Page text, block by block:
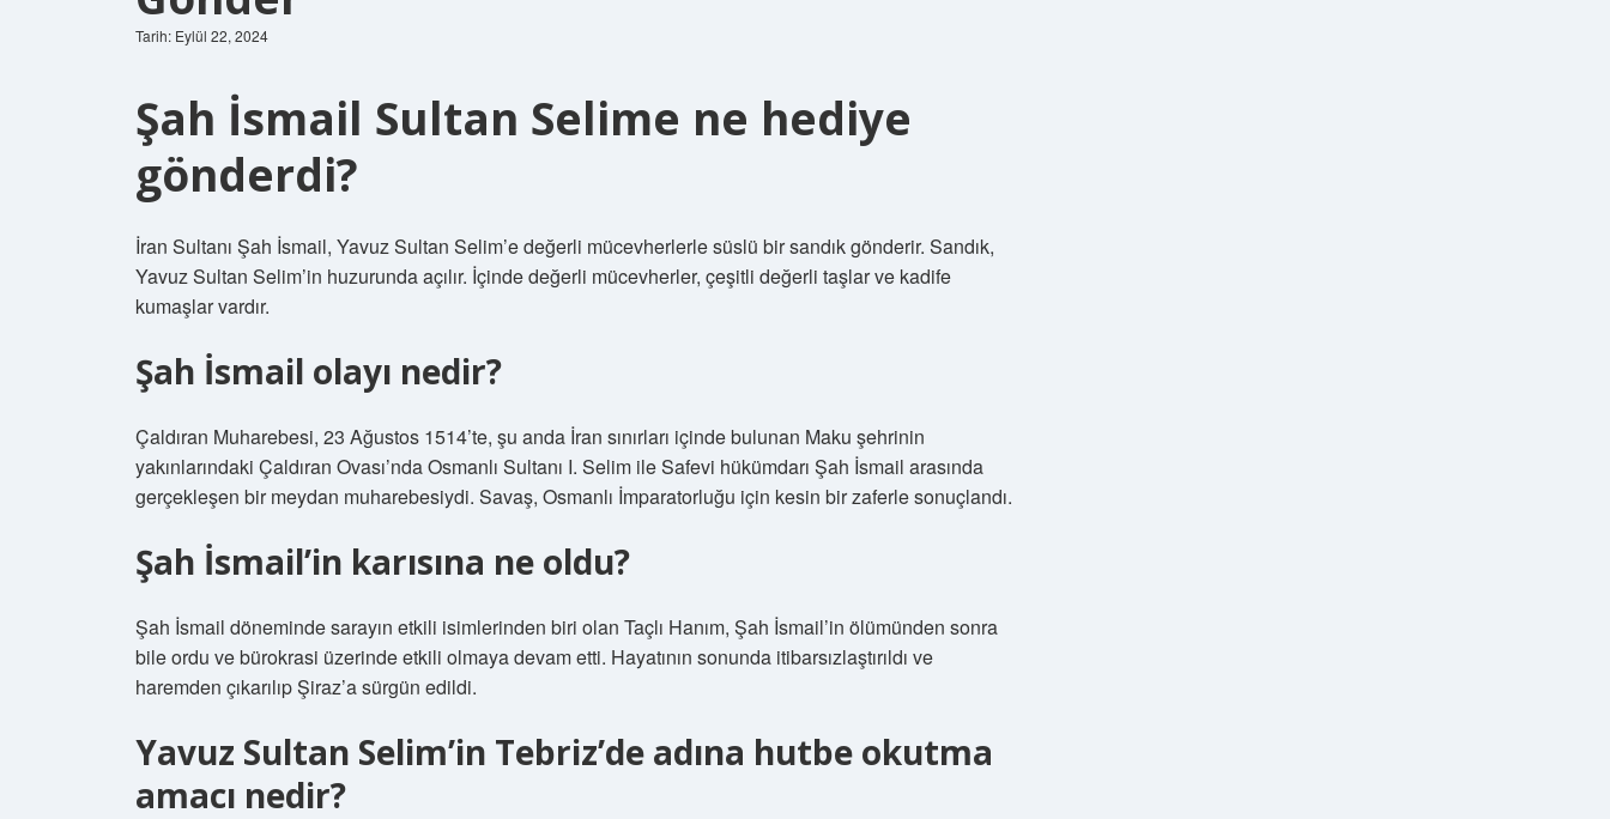
Tarih: Eylül 22, 2024
Şah İsmail Sultan Selime ne hediye
gönderdi?
İran Sultanı Şah İsmail, Yavuz Sultan Selim’e değerli mücevherlerle süslü bir sandık gönderir. Sandık,
Yavuz Sultan Selim’in huzurunda açılır. İçinde değerli mücevherler, çeşitli değerli taşlar ve kadife
kumaşlar vardır.
Şah İsmail olayı nedir?
Çaldıran Muharebesi, 23 Ağustos 1514’te, şu anda İran sınırları içinde bulunan Maku şehrinin
yakınlarındaki Çaldıran Ovası’nda Osmanlı Sultanı I. Selim ile Safevi hükümdarı Şah İsmail arasında
gerçekleşen bir meydan muharebesiydi. Savaş, Osmanlı İmparatorluğu için kesin bir zaferle sonuçlandı.
Şah İsmail’in karısına ne oldu?
Şah İsmail döneminde sarayın etkili isimlerinden biri olan Taçlı Hanım, Şah İsmail’in ölümünden sonra
bile ordu ve bürokrasi üzerinde etkili olmaya devam etti. Hayatının sonunda itibarsızlaştırıldı ve
haremden çıkarılıp Şiraz’a sürgün edildi.
Yavuz Sultan Selim’in Tebriz’de adına hutbe okutma
amacı nedir?